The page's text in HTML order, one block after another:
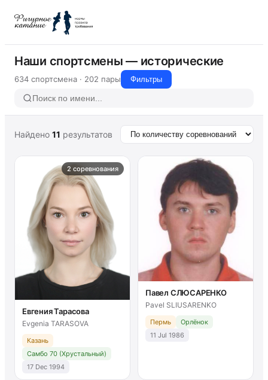
Наши спортсмены — исторические
634 спортсмена · 202 пары Фильтры
Найдено 11 результатов
2 соревнования
Евгения Тарасова
Evgenia TARASOVA
Казань
Самбо 70 (Хрустальный)
17 Dec 1994
Павел СЛЮСАРЕНКО
Pavel SLIUSARENKO
Пермь
Орлёнок
11 Jul 1986